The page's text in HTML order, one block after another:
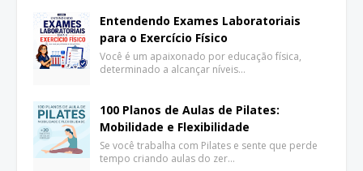
Entendendo Exames Laboratoriais
para o Exercício Físico
Você é um apaixonado por educação física,
determinado a alcançar níveis…
100 Planos de Aulas de Pilates:
Mobilidade e Flexibilidade
Se você trabalha com Pilates e sente que perde
tempo criando aulas do zer…